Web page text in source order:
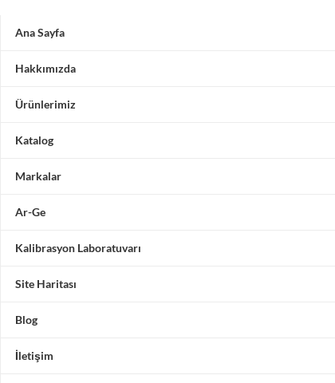
Ana Sayfa
Hakkımızda
Ürünlerimiz
Katalog
Markalar
Ar-Ge
Kalibrasyon Laboratuvarı
Site Haritası
Blog
İletişim